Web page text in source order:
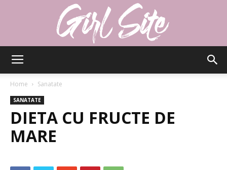
Home Sanatate
SANATATE
DIETA CU FRUCTE DE
MARE